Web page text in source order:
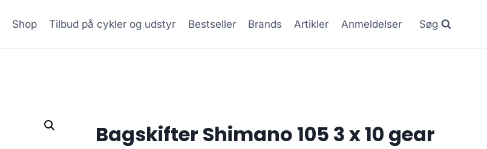
Shop Tilbud på cykler og udstyr Bestseller Brands Artikler Anmeldelser Søg
Bagskifter Shimano 105 3 x 10 gear